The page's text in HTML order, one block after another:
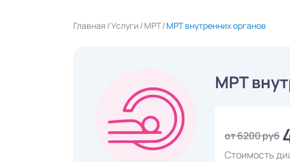
Главная Услуги МРТ МРТ внутренних органов
МРТ
от 6200 руб
Стоимость